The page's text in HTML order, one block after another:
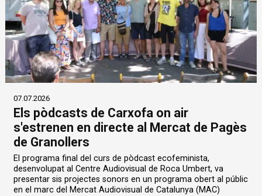
07.07.2026
Els pòdcasts de Carxofa on air
s'estrenen en directe al Mercat de Pagès
de Granollers
El programa final del curs de pòdcast ecofeminista,
desenvolupat al Centre Audiovisual de Roca Umbert, va
presentar sis projectes sonors en un programa obert al públic
en el marc del Mercat Audiovisual de Catalunya (MAC)